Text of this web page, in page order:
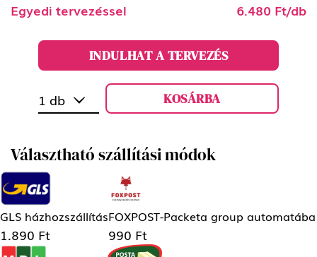
Egyedi tervezéssel
6.480 Ft/db
INDULHAT A TERVEZÉS
1 db KOSÁRBA
Választható szállítási módok
GLS házhozszállítás
1.890 Ft
FOXPOST-Packeta group automatába
990 Ft